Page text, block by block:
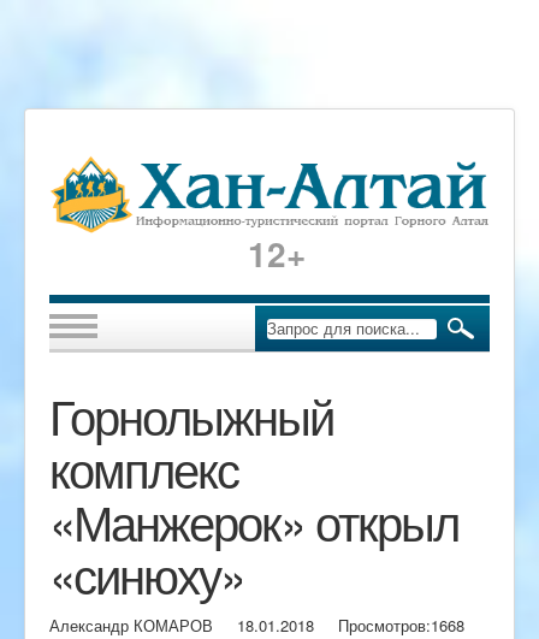
12+
Горнолыжный
комплекс
«Манжерок» открыл
«синюху»
Александр КОМАРОВ 18.01.2018 Просмотров:1668